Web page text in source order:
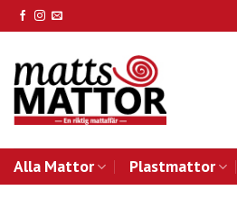
Skip
to
Alla Mattor Plastmattor